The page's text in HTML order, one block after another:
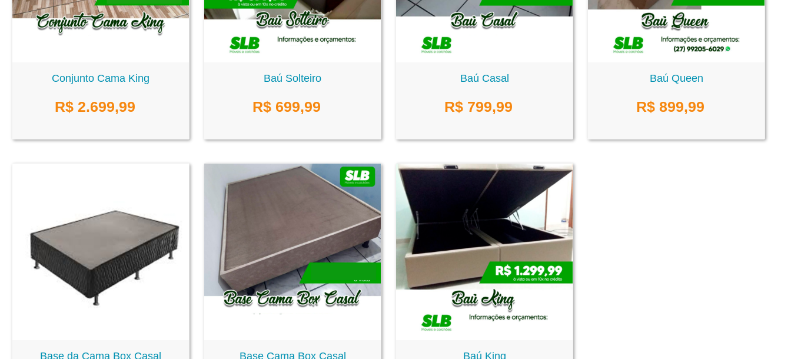
Conjunto Cama King
R$ 2.699,99
Baú Solteiro
R$ 699,99
Baú Casal
R$ 799,99
Baú Queen
R$ 899,99
Base da Cama Box Casal Base Cama Box Casal Baú King